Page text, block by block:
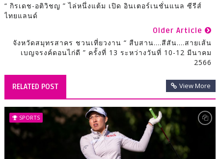
“ กิรเดช-อติวิชญ ” ไล่หนึ่งแต้ม เปิด อินเตอร์เนชั่นแนล ซีรีส์
ไทยแลนด์
Older Article
จังหวัดสมุทรสาคร ชวนเที่ยวงาน “ สืบสาน....สีสัน....สายเส้น
เบญจรงค์ดอนไก่ดี ” ครั้งที่ 13 ระหว่างวันที่ 10-12 มีนาคม
2566
RELATED POST View More
SPORTS